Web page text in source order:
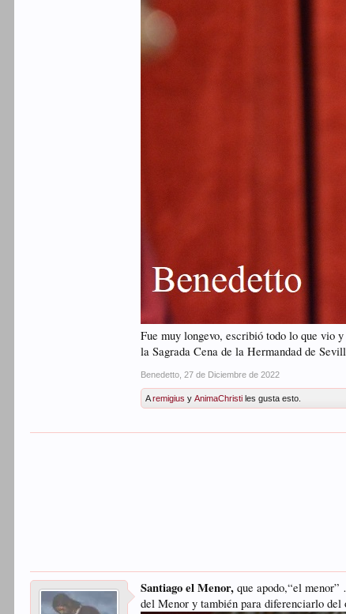
Fue muy longevo, escribió todo lo que vio
la Sagrada Cena de la Hermandad de
Benedetto 27 de Diciembre de 2022
Aremigius yAnimaChristi les gusta esto.
Santiago el Menor,que apodo,“el
del Menor y también para diferenciarlo del